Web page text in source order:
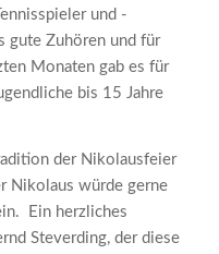
und -
gute Zuhören und für
Monaten gab es für
bis 15 Jahre
der Nikolausfeier
Nikolaus würde gerne
Ein herzliches
Steverding, der diese